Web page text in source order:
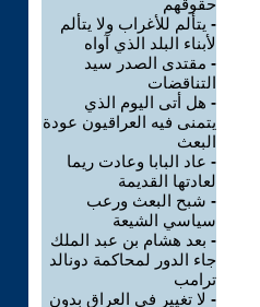
حقوقهم
- يتألم للأغراب ولا يتألم
لأبناء البلد الذي آواه
- مقتدى الصدر سيد
التناقضات
- هل أتى اليوم الذي
يتمنى فيه العراقيون عودة
البعث
- عاد البابا وعادت ريما
لعادتها القديمة
- شبح البعث ورعب
سياسي الشيعة
- بعد هشام بن عبد الملك
جاء الدور لمحاكمة دونالد
ترامب
- لا تغيير في العراق بدون